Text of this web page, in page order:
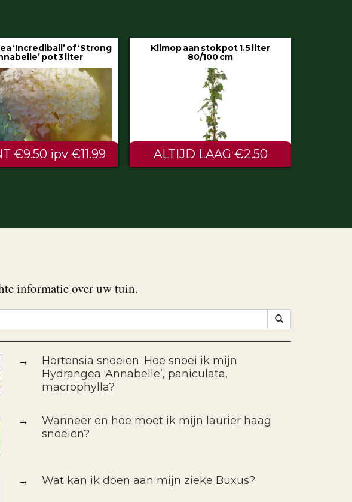
aan stok pot 1.5 liter
80/100 cm
LAAG €2.50
Hedera helix ‘Hibernica’ pot 9 cm
€0.60
informatie over uw tuin.
→
Hortensia snoeien. Hoe snoei ik mijn
Hydrangea ‘Annabelle’, paniculata,
macrophylla?
→
Wanneer en hoe moet ik mijn laurier haag
snoeien?
→ Wat kan ik doen aan mijn zieke Buxus?